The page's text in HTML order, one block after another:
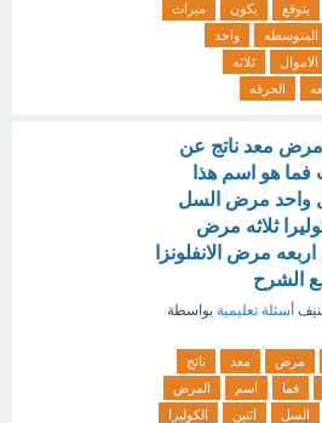
يتوقع يكون
ميراث
المتوسطه
واحد
الاموال
ثلاثه
الحرفه
معد ناتج عن
هو اسم هذا
واحد مرض السل
ثلاثه مرض
مرض الانفلونزا
أسئلة تعليمية بواسطة
مرض معد
ناتج
فما اسم
المرض
السل اثنين
الكوليرا